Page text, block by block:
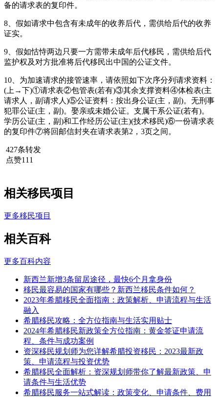
备的请求表的复印件。
8、假如请求中包含有未成年的收养后代，需供给后代的收养
证实。
9、假如怙恃两边只要一方需带未成年后代移民，需供给后代
监护权及对方批准将后代移民出中国的公证文件。
10、为加速请求的接管速率，请依照如下次序分列请求资料：
(上→下)①请求表②包管表(若有)③其余支撑资料④体检表(主
请求人，副请求人)⑤公证资料：按出身公证(主，副)。无刑事
犯罪公证(主，副)。娶亲或未婚公证。支属干系公证(若有)。
学历公证(主，副)和工作经历公证(主)(技术移民)⑥一份请求表
的复印件⑦将回邮信封夹在请求表第2，3页之间。
427条转发
点赞111
相关移民项目
更多移民项目
相关百科
更多百科内容
新西兰新增3条留居途径，最快6个月拿身份
移民最容易的国家有哪些？新西兰移民条件如何？
2023年希腊移民全面指南：政策解析、申请流程与生活
融入
希腊移民攻略：全方位指南与生活实用贴士
2024年希腊移民新政策全方位指南：黄金签证申请流
程、条件与成功案例
资深移民规划师为您详解希腊投资移民：2023最新政
策、申请流程与投资优势
希腊移民全面解析：资深规划师带你了解最新政策、申
请条件与生活优势
希腊移民服务一站式解读：政策变化、申请条件、费用